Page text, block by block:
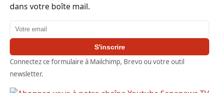
dans votre boîte mail.
Adresse email
S'inscrire
Connectez ce formulaire à Mailchimp, Brevo ou votre outil
newsletter.